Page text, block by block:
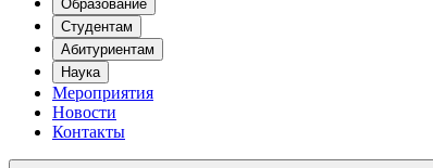
Образование
Студентам
Абитуриентам
Наука
Мероприятия
Новости
Контакты